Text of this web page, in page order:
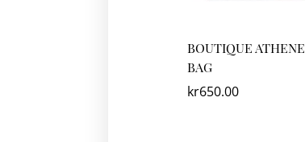
BOUTIQUE ATHENE
BAG
kr650.00